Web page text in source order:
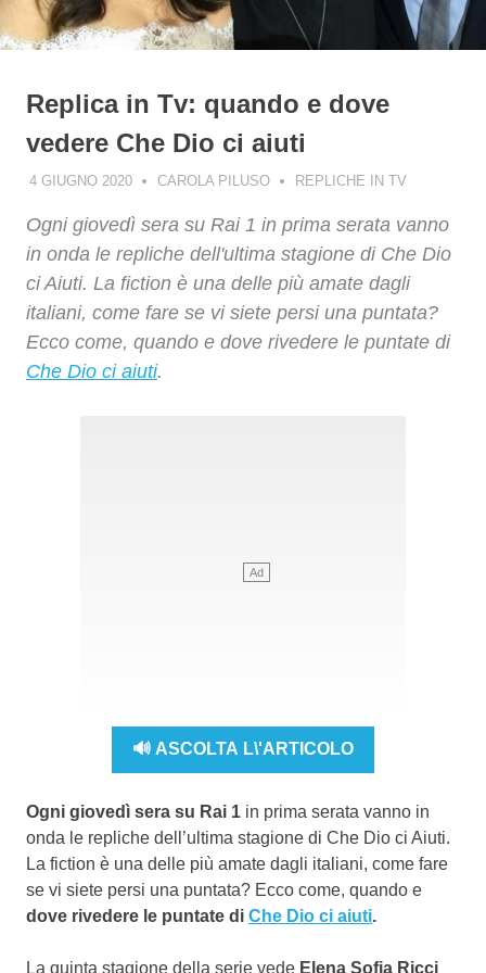
Replica in Tv: quando e dove
vedere Che Dio ci aiuti
4 GIUGNO 2020 CAROLA PILUSO REPLICHE IN TV
Ogni giovedì sera su Rai 1 in prima serata vanno
in onda le repliche dell'ultima stagione di Che Dio
ci Aiuti. La fiction è una delle più amate dagli
italiani, come fare se vi siete persi una puntata?
Ecco come, quando e dove rivedere le puntate di
Che Dio ci aiuti.
🔊 ASCOLTA L\'ARTICOLO
Ogni giovedì sera su Rai 1 in prima serata vanno in
onda le repliche dell’ultima stagione di Che Dio ci Aiuti.
La fiction è una delle più amate dagli italiani, come fare
se vi siete persi una puntata? Ecco come, quando e
dove rivedere le puntate di Che Dio ci aiuti.
La quinta stagione della serie vede Elena Sofia Ricci